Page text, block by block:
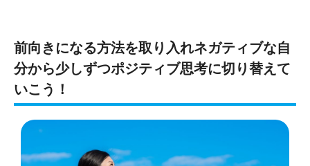
前向きになる方法を取り入れネガティブな自
分から少しずつポジティブ思考に切り替えて
いこう！